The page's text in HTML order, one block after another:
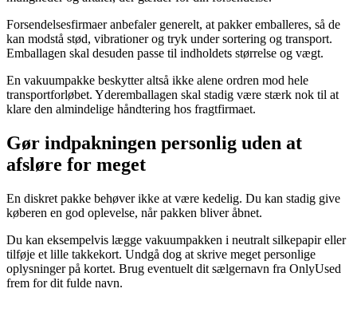
Forsendelsesfirmaer anbefaler generelt, at pakker emballeres, så de
kan modstå stød, vibrationer og tryk under sortering og transport.
Emballagen skal desuden passe til indholdets størrelse og vægt.
En vakuumpakke beskytter altså ikke alene ordren mod hele
transportforløbet. Yderemballagen skal stadig være stærk nok til at
klare den almindelige håndtering hos fragtfirmaet.
Gør indpakningen personlig uden at
afsløre for meget
En diskret pakke behøver ikke at være kedelig. Du kan stadig give
køberen en god oplevelse, når pakken bliver åbnet.
Du kan eksempelvis lægge vakuumpakken i neutralt silkepapir eller
tilføje et lille takkekort. Undgå dog at skrive meget personlige
oplysninger på kortet. Brug eventuelt dit sælgernavn fra OnlyUsed
frem for dit fulde navn.